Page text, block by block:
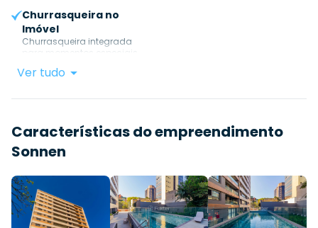
Churrasqueira no
Imóvel
Churrasqueira integrada
para momentos especiais.
Ver tudo
Características do empreendimento
Sonnen